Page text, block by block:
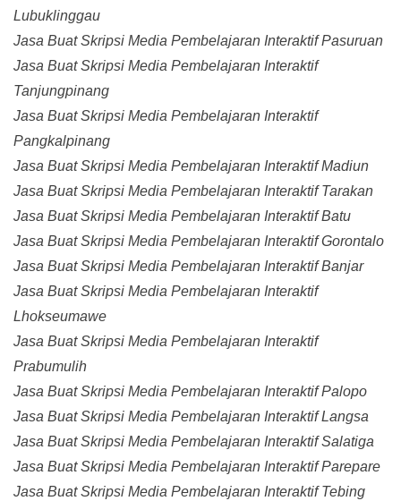
Lubuklinggau
Jasa Buat Skripsi Media Pembelajaran Interaktif Pasuruan
Jasa Buat Skripsi Media Pembelajaran Interaktif
Tanjungpinang
Jasa Buat Skripsi Media Pembelajaran Interaktif
Pangkalpinang
Jasa Buat Skripsi Media Pembelajaran Interaktif Madiun
Jasa Buat Skripsi Media Pembelajaran Interaktif Tarakan
Jasa Buat Skripsi Media Pembelajaran Interaktif Batu
Jasa Buat Skripsi Media Pembelajaran Interaktif Gorontalo
Jasa Buat Skripsi Media Pembelajaran Interaktif Banjar
Jasa Buat Skripsi Media Pembelajaran Interaktif
Lhokseumawe
Jasa Buat Skripsi Media Pembelajaran Interaktif
Prabumulih
Jasa Buat Skripsi Media Pembelajaran Interaktif Palopo
Jasa Buat Skripsi Media Pembelajaran Interaktif Langsa
Jasa Buat Skripsi Media Pembelajaran Interaktif Salatiga
Jasa Buat Skripsi Media Pembelajaran Interaktif Parepare
Jasa Buat Skripsi Media Pembelajaran Interaktif Tebing